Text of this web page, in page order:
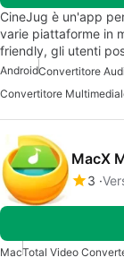
CineJug è un'app
varie piattaforme in
friendly, gli utenti
AndroidConvertitore
Convertitore
MacX
3
MacTotal Video